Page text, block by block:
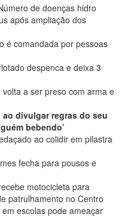
de doenças hidro
após ampliação dos
é comandada por pessoas
despenca e deixa 3
a ser preso com arma e
divulgar regras do seu
bebendo’
ao colidir em pilastra
fecha para pousos e
motocicleta para
patrulhamento no Centro
escolas pode ameaçar